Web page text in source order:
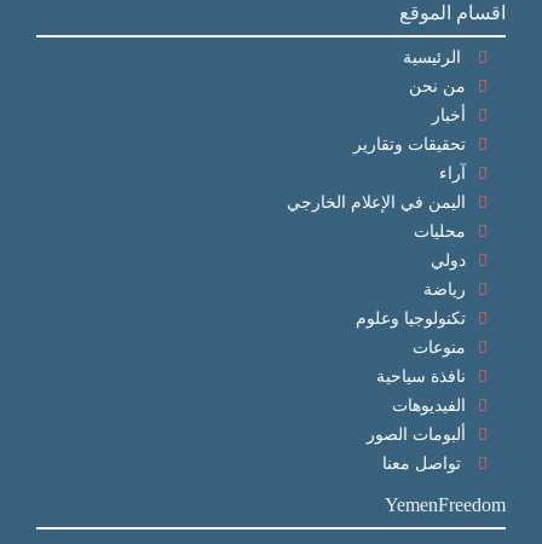
اقسام الموقع
الرئيسية
من نحن
أخبار
تحقيقات وتقارير
آراء
اليمن في الإعلام الخارجي
محليات
دولي
رياضة
تكنولوجيا وعلوم
منوعات
نافذة سياحية
الفيديوهات
ألبومات الصور
تواصل معنا
YemenFreedom